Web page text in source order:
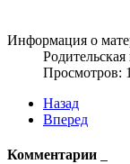
Информация о
Родительская
Просмотров:
Назад
Вперед
Комментарии